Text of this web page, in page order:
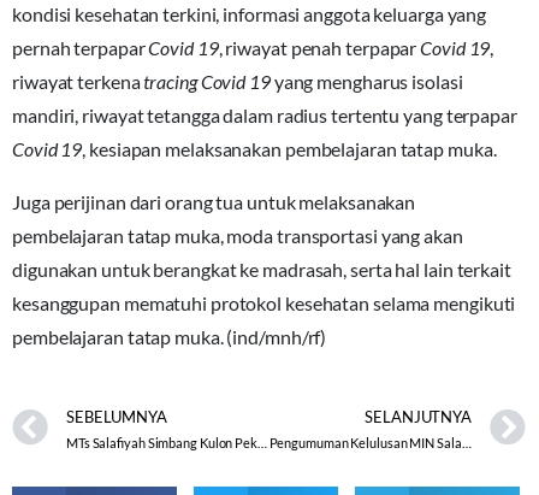
kondisi kesehatan terkini, informasi anggota keluarga yang
pernah terpaparCovid 19, riwayat penah terpaparCovid 19
riwayat terkenatracing Covid 19yang mengharus isolasi
mandiri, riwayat tetangga dalam radius tertentu yang terpapar
Covid 19 , kesiapan melaksanakan pembelajaran tatap muka.
Juga perijinan dari orang tua untuk melaksanakan
pembelajaran tatap muka, moda transportasi yang akan
digunakan untuk berangkat ke madrasah, serta hal lain terkait
kesanggupan mematuhi protokol kesehatan selama mengikuti
pembelajaran tatap muka. (ind/mnh/rf)
SEBELUMNYA
MTs Salafiyah Simbang Kulon Pekalongan Tetap Terfavorite
SELANJUTNYA